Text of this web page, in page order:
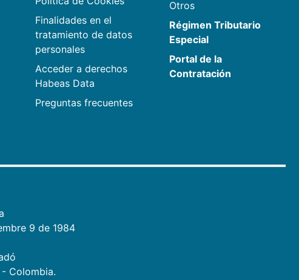
Finalidades en el
tratamiento de datos
personales
Acceder a derechos
Habeas Data
Preguntas frecuentes
Otros
Régimen Tributario
Especial
Portal de la
Contratación
9 de 1984
Colombia.